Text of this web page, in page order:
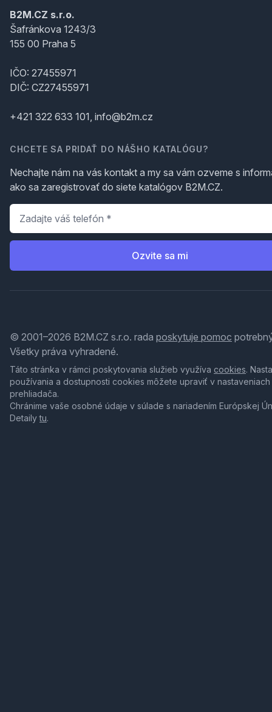
B2M.CZ s.r.o.
Šafránkova 1243/3
155 00 Praha 5
IČO: 27455971
DIČ: CZ27455971
+421 322 633 101, info@b2m.cz
CHCETE SA PRIDAŤ DO NÁŠHO KATALÓGU?
Nechajte nám na vás kontakt a my sa vám ozveme s
ako sa zaregistrovať do siete katalógov B2M.CZ.
Telefón
Ozvite sa mi
© 2001–2026 B2M.CZ s.r.o. rada poskytuje pomoc
Všetky práva vyhradené.
Táto stránka v rámci poskytovania služieb využíva cookies.
používania a dostupnosti cookies môžete upraviť v nastaveniach
prehliadača.
Chránime vaše osobné údaje v súlade s nariadením Európskej
Detailytu.